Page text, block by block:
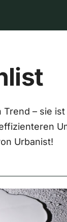
– sie
Urbanist!